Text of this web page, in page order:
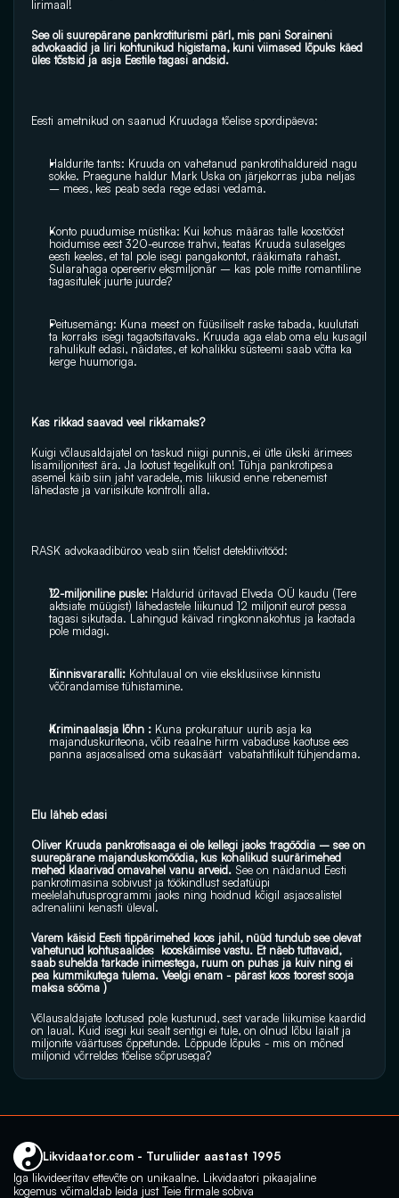
Iirimaal!
See oli suurepärane pankrotiturismi pärl, mis pani Soraineni
advokaadid ja Iiri kohtunikud higistama, kuni viimased lõpuks käed
üles tõstsid ja asja Eestile tagasi andsid.
Eesti ametnikud on saanud Kruudaga tõelise spordipäeva:
Haldurite tants: Kruuda on vahetanud pankrotihaldureid nagu
sokke. Praegune haldur Mark Uska on järjekorras juba neljas
– mees, kes peab seda rege edasi vedama.
Konto puudumise müstika: Kui kohus määras talle koostööst
hoidumise eest 320-eurose trahvi, teatas Kruuda sulaselges
eesti keeles, et tal pole isegi pangakontot, rääkimata rahast.
Sularahaga opereeriv eksmiljonär – kas pole mitte romantiline
tagasitulek juurte juurde?
Peitusemäng: Kuna meest on füüsiliselt raske tabada, kuulutati
ta korraks isegi tagaotsitavaks. Kruuda aga elab oma elu kusagil
rahulikult edasi, näidates, et kohalikku süsteemi saab võtta ka
kerge huumoriga.
Kas rikkad saavad veel rikkamaks?
Kuigi võlausaldajatel on taskud niigi punnis, ei ütle ükski ärimees
lisamiljonitest ära. Ja lootust tegelikult on! Tühja pankrotipesa
asemel käib siin jaht varadele, mis liikusid enne rebenemist
lähedaste ja variisikute kontrolli alla.
RASK advokaadibüroo veab siin tõelist detektiivitööd:
12-miljoniline pusle: Haldurid üritavad Elveda OÜ kaudu (Tere
aktsiate müügist) lähedastele liikunud 12 miljonit eurot pessa
tagasi sikutada. Lahingud käivad ringkonnakohtus ja kaotada
pole midagi.
Kinnisvararalli: Kohtulaual on viie eksklusiivse kinnistu
võõrandamise tühistamine.
Kriminaalasja lõhn : Kuna prokuratuur uurib asja ka
majanduskuriteona, võib reaalne hirm vabaduse kaotuse ees
panna asjaosalised oma sukasäärt  vabatahtlikult tühjendama.
Elu läheb edasi
Oliver Kruuda pankrotisaaga ei ole kellegi jaoks tragöödia – see on
suurepärane majanduskomöödia, kus kohalikud suurärimehed
mehed klaarivad omavahel vanu arveid. See on näidanud Eesti
pankrotimasina sobivust ja töökindlust sedatüüpi
meelelahutusprogrammi jaoks ning hoidnud kõigil asjaosalistel
adrenaliini kenasti üleval.
Varem käisid Eesti tippärimehed koos jahil, nüüd tundub see olevat
vahetunud kohtusaalides  kooskäimise vastu. Et näeb tuttavaid,
saab suhelda tarkade inimestega, ruum on puhas ja kuiv ning ei
pea kummikutega tulema. Veelgi enam - pärast koos toorest sooja
maksa sööma )
Võlausaldajate lootused pole kustunud, sest varade liikumise kaardid
on laual. Kuid isegi kui sealt sentigi ei tule, on olnud lõbu laialt ja
miljonite väärtuses õppetunde. Lõppude lõpuks - mis on mõned
miljonid võrreldes tõelise sõprusega?
Likvidaator.com - Turuliider aastast 1995
Iga likvideeritav ettevõte on unikaalne. Likvidaatori pikaajaline
kogemus võimaldab leida just Teie firmale sobiva